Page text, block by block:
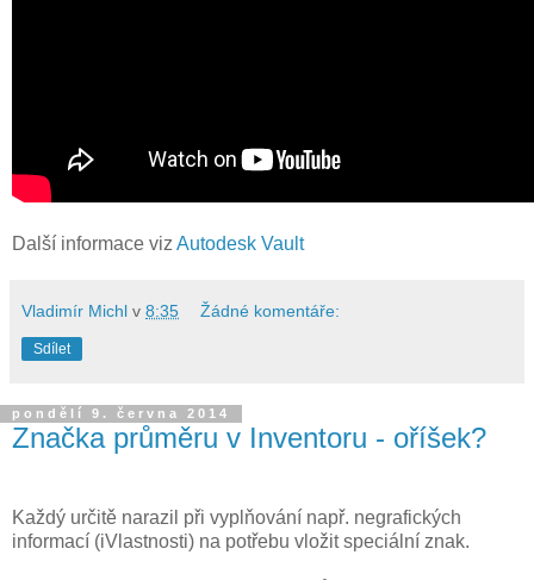
Další informace viz Autodesk Vault
Vladimír Michl v 8:35 Žádné komentáře:
Sdílet
pondělí 9. června 2014
Značka průměru v Inventoru - oříšek?
Každý určitě narazil při vyplňování např. negrafických
informací (iVlastnosti) na potřebu vložit speciální znak.